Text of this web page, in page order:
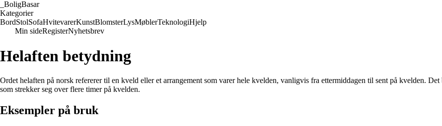
BoligBasar
Kategorier
BordStolSofaHvitevarerKunstBlomsterLysMøblerTeknologiHjelp
Min sideRegisterNyhetsbrev
Helaften betydning
Ordet helaften på norsk refererer til en kveld eller et arrangement som varer hele kvelden, vanligvis fra ettermiddagen til sent på kvelden.
som strekker seg over flere timer på kvelden.
Eksempler på bruk